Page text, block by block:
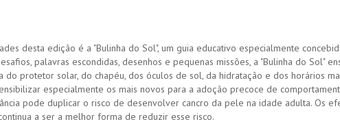
desta edição é a "Bulinha do Sol", um guia educativo especialmente
palavras escondidas, desenhos e pequenas missões, a "Bulinha do Sol"
do protetor solar, do chapéu, dos óculos de sol, da hidratação e dos horários
especialmente os mais novos para a adoção precoce de
pode duplicar o risco de desenvolver cancro da pele na idade adulta. Os
a ser a melhor forma de reduzir esse risco.